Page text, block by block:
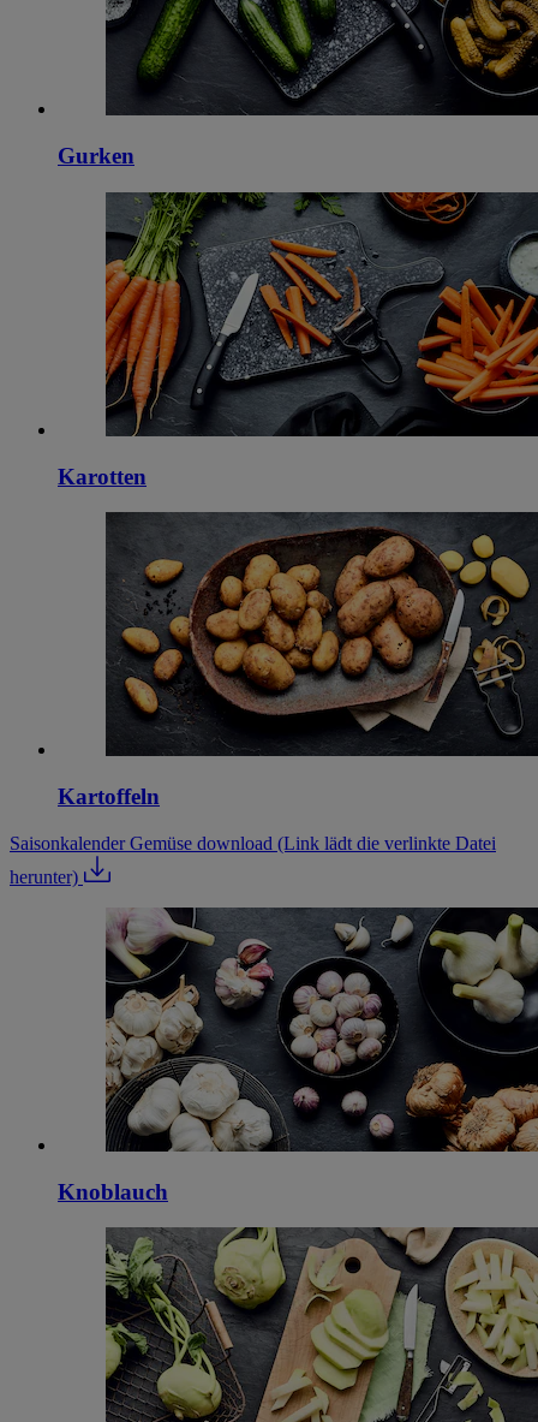
Gurken
Karotten
Kartoffeln
Saisonkalender Gemüse download (Link lädt die verlinkte Datei
herunter)
Knoblauch